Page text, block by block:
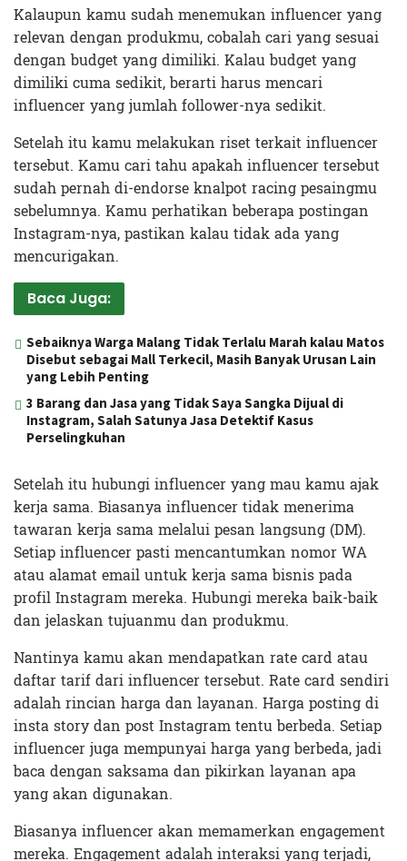
Kalaupun kamu sudah menemukan influencer yang
relevan dengan produkmu, cobalah cari yang sesuai
dengan budget yang dimiliki. Kalau budget yang
dimiliki cuma sedikit, berarti harus mencari
influencer yang jumlah follower-nya sedikit.
Setelah itu kamu melakukan riset terkait influencer
tersebut. Kamu cari tahu apakah influencer tersebut
sudah pernah di-endorse knalpot racing pesaingmu
sebelumnya. Kamu perhatikan beberapa postingan
Instagram-nya, pastikan kalau tidak ada yang
mencurigakan.
Baca Juga:
Sebaiknya Warga Malang Tidak Terlalu Marah kalau Matos
Disebut sebagai Mall Terkecil, Masih Banyak Urusan Lain
yang Lebih Penting
3 Barang dan Jasa yang Tidak Saya Sangka Dijual di
Instagram, Salah Satunya Jasa Detektif Kasus
Perselingkuhan
Setelah itu hubungi influencer yang mau kamu ajak
kerja sama. Biasanya influencer tidak menerima
tawaran kerja sama melalui pesan langsung (DM).
Setiap influencer pasti mencantumkan nomor WA
atau alamat email untuk kerja sama bisnis pada
profil Instagram mereka. Hubungi mereka baik-baik
dan jelaskan tujuanmu dan produkmu.
Nantinya kamu akan mendapatkan rate card atau
daftar tarif dari influencer tersebut. Rate card sendiri
adalah rincian harga dan layanan. Harga posting di
insta story dan post Instagram tentu berbeda. Setiap
influencer juga mempunyai harga yang berbeda, jadi
baca dengan saksama dan pikirkan layanan apa
yang akan digunakan.
Biasanya influencer akan memamerkan engagement
mereka. Engagement adalah interaksi yang terjadi,